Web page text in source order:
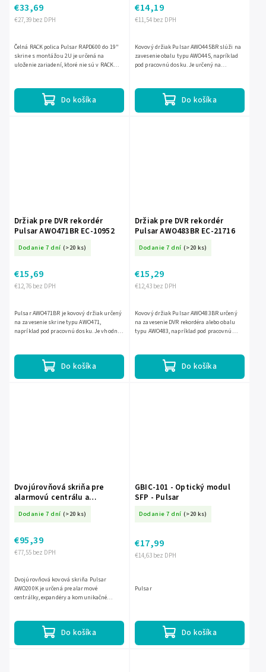
€27,39 bez DPH
€33,69
Do košíka
Čelná RACK polica Pulsar RAPD600 do 19"
skrine s montážou 2U je určená na
uloženie zariadení, ktoré nie sú v RACK
€11,54 bez DPH
€14,19
Do košíka
Kovový držiak Pulsar AWO445BR slúži na
zavesenie obalu typu AWO445, napríklad
pod pracovnú dosku. Je určený na
Držiak pre DVR rekordér
Pulsar AWO471BR EC-10952
Dodanie 7 dní (>20 ks)
€12,76 bez DPH
€15,69
Do košíka
Pulsar AWO471BR je kovový držiak určený
na zavesenie skrine typu AWO471,
napríklad pod pracovnú dosku. Je vhodný
Držiak pre DVR rekordér
Pulsar AWO483BR EC-21716
Dodanie 7 dní (>20 ks)
€12,43 bez DPH
€15,29
Do košíka
Kovový držiak Pulsar AWO483BR určený
na zavesenie DVR rekordéra alebo obalu
typu AWO483, napríklad pod pracovnú
Dvojúrovňová skriňa pre
alarmovú centrálu a
AWO200K EC-17049
Dodanie 7 dní (>20 ks)
€77,55 bez DPH
€95,39
Do košíka
Dvojúrovňová kovová skriňa Pulsar
AWO200K je určená pre alarmové
centrálky, expandéry a komunikačné
osadenie...
GBIC-101 - Optický modul
SFP - Pulsar
Dodanie 7 dní (>20 ks)
€14,63 bez DPH
€17,99
Do košíka
Pulsar